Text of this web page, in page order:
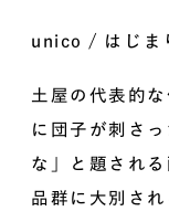
unico / はじま
土屋の代表的
に団子が刺さ
な」と題され
品群に大別さ